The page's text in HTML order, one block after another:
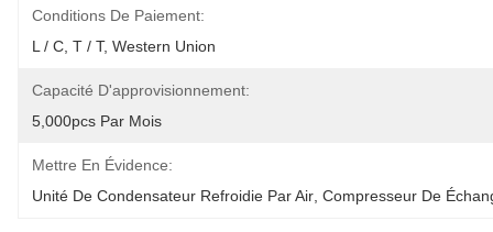
Conditions De Paiement:
L / C, T / T, Western Union
Capacité D'approvisionnement:
5,000pcs Par Mois
Mettre En Évidence:
Unité De Condensateur Refroidie Par Air Compresseur De